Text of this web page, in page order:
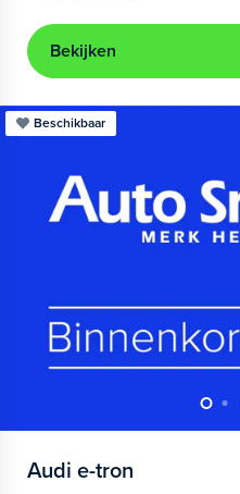
Bekijken
Beschikbaar
Audi e-tron